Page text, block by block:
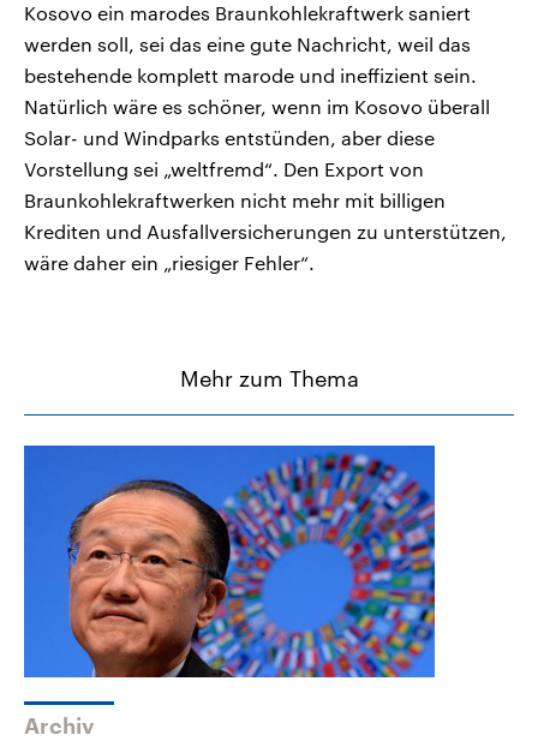
Kosovo ein marodes Braunkohlekraftwerk saniert
werden soll, sei das eine gute Nachricht, weil das
bestehende komplett marode und ineffizient sein.
Natürlich wäre es schöner, wenn im Kosovo überall
Solar- und Windparks entstünden, aber diese
Vorstellung sei „weltfremd“. Den Export von
Braunkohlekraftwerken nicht mehr mit billigen
Krediten und Ausfallversicherungen zu unterstützen,
wäre daher ein „riesiger Fehler“.
Mehr zum Thema
Archiv